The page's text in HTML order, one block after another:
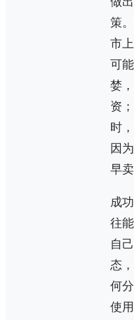
策
市
可
婪
资
时
因
早卖
成
往
自
态
何
使